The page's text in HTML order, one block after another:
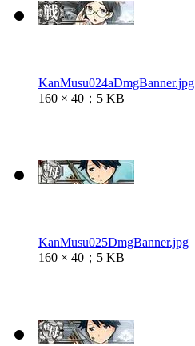
KanMusu024aDmgBanner.jpg
160 × 40；5 KB
KanMusu025DmgBanner.jpg
160 × 40；5 KB